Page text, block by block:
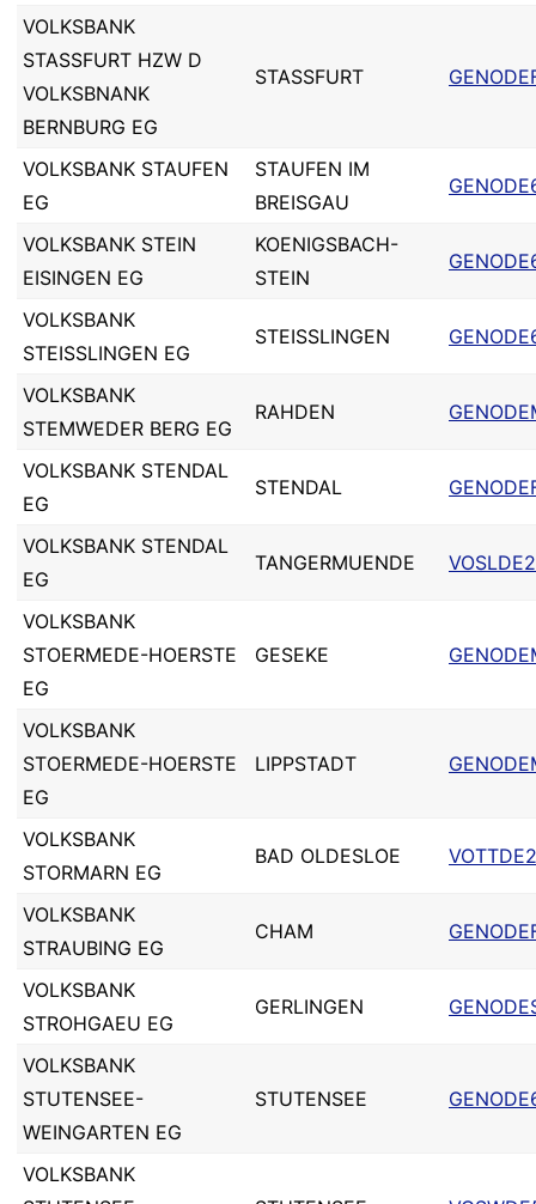
VOLKSBANK
STASSFURT HZW D
VOLKSBNANK
BERNBURG EG
STASSFURT
VOLKSBANK STAUFEN
EG
STAUFEN IM
BREISGAU
VOLKSBANK STEIN
EISINGEN EG
KOENIGSBACH-
STEIN
VOLKSBANK
STEISSLINGEN EG
STEISSLINGEN
VOLKSBANK
STEMWEDER BERG EG
RAHDEN
VOLKSBANK STENDAL
EG
STENDAL
VOLKSBANK STENDAL
EG
TANGERMUENDE
VOLKSBANK
STOERMEDE-HOERSTE
EG
GESEKE
VOLKSBANK
STOERMEDE-HOERSTE
EG
LIPPSTADT
VOLKSBANK
STORMARN EG
BAD OLDESLOE
VOLKSBANK
STRAUBING EG
CHAM
VOLKSBANK
STROHGAEU EG
GERLINGEN
VOLKSBANK
STUTENSEE-
WEINGARTEN EG
STUTENSEE
VOLKSBANK